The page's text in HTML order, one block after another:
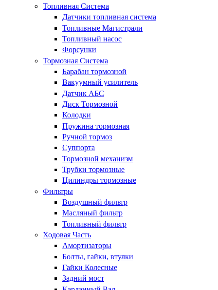
Топливная Система
Датчики топливная система
Топливные Магистрали
Топливный насос
Форсунки
Тормозная Система
Барабан тормозной
Вакуумный усилитель
Датчик АБС
Диск Тормозной
Колодки
Пружина тормозная
Ручной тормоз
Суппорта
Тормозной механизм
Трубки тормозные
Цилиндры тормозные
Фильтры
Воздушный фильтр
Масляный фильтр
Топливный фильтр
Ходовая Часть
Амортизаторы
Болты, гайки, втулки
Гайки Колесные
Задний мост